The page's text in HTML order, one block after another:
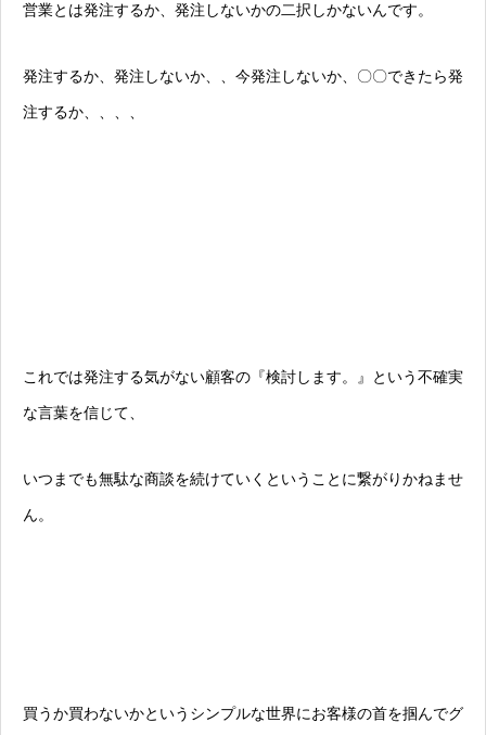
営業とは発注するか、発注しないかの二択しかないんです。
発注するか、発注しないか、、今発注しないか、〇〇できたら発
注するか、、、、
これでは発注する気がない顧客の『検討します。』という不確実
な言葉を信じて、
いつまでも無駄な商談を続けていくということに繋がりかねませ
ん。
買うか買わないかというシンプルな世界にお客様の首を掴んでグ